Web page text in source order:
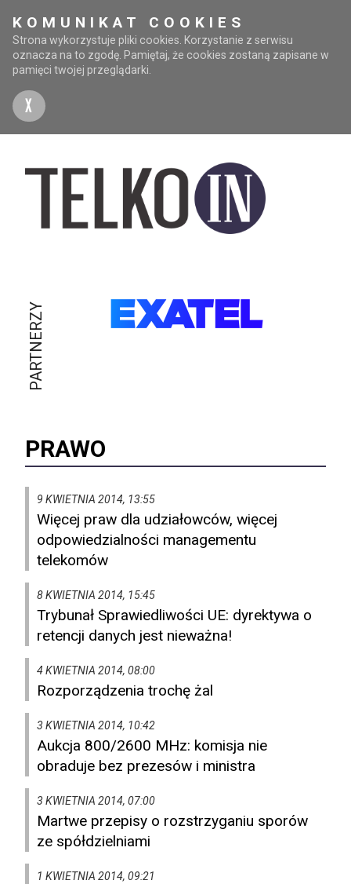
KOMUNIKAT COOKIES
Strona wykorzystuje pliki cookies. Korzystanie z serwisu
oznacza na to zgodę. Pamiętaj, że cookies zostaną zapisane w
pamięci twojej przeglądarki.
X
PARTNERZY
PRAWO
9 KWIETNIA 2014, 13:55
Więcej praw dla udziałowców, więcej
odpowiedzialności managementu
telekomów
8 KWIETNIA 2014, 15:45
Trybunał Sprawiedliwości UE: dyrektywa o
retencji danych jest nieważna!
4 KWIETNIA 2014, 08:00
Rozporządzenia trochę żal
3 KWIETNIA 2014, 10:42
Aukcja 800/2600 MHz: komisja nie
obraduje bez prezesów i ministra
3 KWIETNIA 2014, 07:00
Martwe przepisy o rozstrzyganiu sporów
ze spółdzielniami
1 KWIETNIA 2014, 09:21